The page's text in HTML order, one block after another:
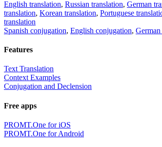
English translation, Russian translation, German
translation, Korean translation, Portuguese
translation
Spanish conjugation, English conjugation,
Features
Text Translation
Context Examples
Conjugation and Declension
Free apps
PROMT.One for iOS
PROMT.One for Android